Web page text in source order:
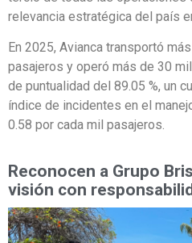
relevancia estratégica del país
En 2025, Avianca transportó
pasajeros y operó más de 30
de puntualidad del 89.05 %, un
índice de incidentes en el
0.58 por cada mil pasajeros.
Reconocen a Grupo
visión con